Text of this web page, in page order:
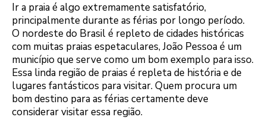
Ir a praia é algo extremamente satisfatório,
principalmente durante as férias por longo período.
O nordeste do Brasil é repleto de cidades históricas
com muitas praias espetaculares, João Pessoa é um
município que serve como um bom exemplo para isso.
Essa linda região de praias é repleta de história e de
lugares fantásticos para visitar. Quem procura um
bom destino para as férias certamente deve
considerar visitar essa região.